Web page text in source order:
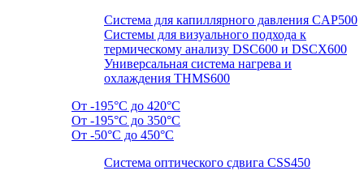
Система для капиллярного давления CAP500
Системы для визуального подхода к
термическому анализу DSC600 и DSCX600
Универсальная система нагрева и
охлаждения THMS600
От -195°C до 420°C
От -195°C до 350°C
От -50°C до 450°C
Система оптического сдвига CSS450